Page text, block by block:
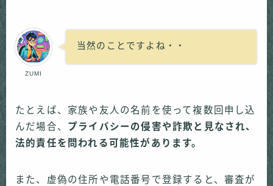
ZUMI
当然のことですよね・・
たとえば、家族や友人の名前を使って複数回申し込
んだ場合、 プライバシーの侵害や詐欺と見なされ、
法的責任を問われる可能性があります。
また、虚偽の住所や電話番号で登録すると、審査が